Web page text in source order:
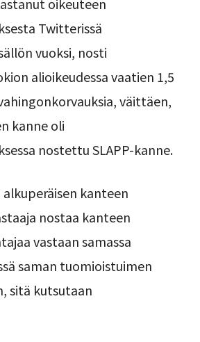
oikeuteen
Twitterissä
vuoksi, nosti
alioikeudessa vaatien 1,5
väittäen,
kanne oli
nostettu SLAPP-kanne.
kanteen
nostaa kanteen
vastaan samassa
saman tuomioistuimen
sitä kutsutaan